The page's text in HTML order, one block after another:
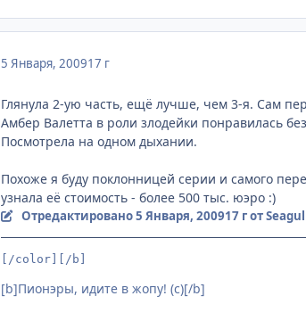
5 Января, 200917 г
Глянула 2-ую часть, ещё лучше, чем 3-я. Сам
Амбер Валетта в роли злодейки понравилась
Посмотрела на одном дыхании.
Похоже я буду поклонницей серии и самого
узнала её стоимость - более 500 тыс. юэро :)
Отредактировано5 Января, 200917 гот Seagull
[/color][/b]
[b]Пионэры, идите в жопу! (с)[/b]